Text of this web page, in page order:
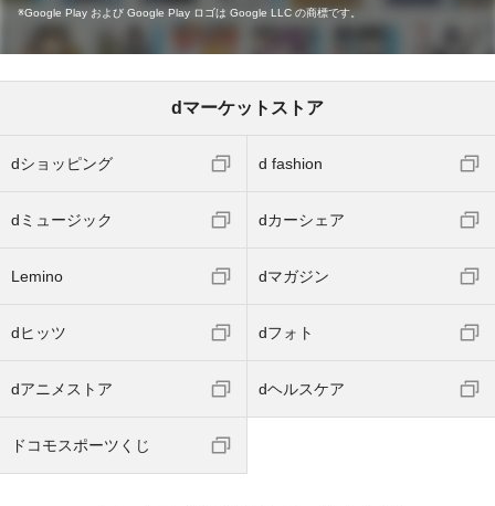
Google Play および Google Play ロゴは Google LLC の商標です。
dマーケットストア
dショッピング d fashion
dミュージック dカーシェア
Lemino dマガジン
dヒッツ dフォト
dアニメストア dヘルスケア
ドコモスポーツくじ